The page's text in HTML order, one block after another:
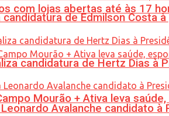
com lojas abertas até às 17
Mourão + Ativa leva
candidatura de Edmilson Costa
candidatura de Hertz Dias à
Leonardo Avalanche candidato à